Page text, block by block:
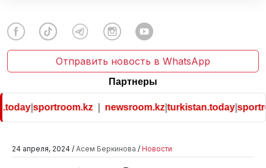
Отправить новость в WhatsApp
Партнеры
|sportroom.kz| newsroom.kz|turkistan.today|
24 апреля, 2024 / Асем Беркинова / Новости